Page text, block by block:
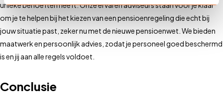
unieke behoeften heeft. Onze ervaren adviseurs staan voor je klaar
om je te helpen bij het kiezen van een pensioenregeling die echt bij
jouw situatie past, zeker nu met de nieuwe pensioenwet. We bieden
maatwerk en persoonlijk advies, zodat je personeel goed beschermd
is en jij aan alle regels voldoet.
Conclusie